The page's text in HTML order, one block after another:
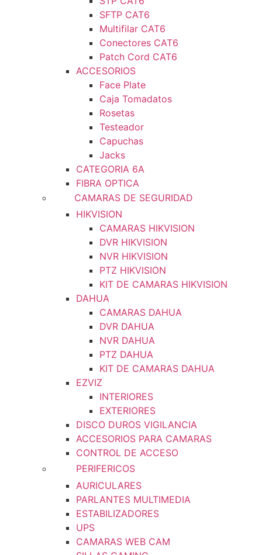
SFTP CAT6
Multifilar CAT6
Conectores CAT6
Patch Cord CAT6
ACCESORIOS
Face Plate
Caja Tomadatos
Rosetas
Testeador
Capuchas
Jacks
CATEGORIA 6A
FIBRA OPTICA
CAMARAS DE SEGURIDAD
HIKVISION
CAMARAS HIKVISION
DVR HIKVISION
NVR HIKVISION
PTZ HIKVISION
KIT DE CAMARAS HIKVISION
DAHUA
CAMARAS DAHUA
DVR DAHUA
NVR DAHUA
PTZ DAHUA
KIT DE CAMARAS DAHUA
EZVIZ
INTERIORES
EXTERIORES
DISCO DUROS VIGILANCIA
ACCESORIOS PARA CAMARAS
CONTROL DE ACCESO
PERIFERICOS
AURICULARES
PARLANTES MULTIMEDIA
ESTABILIZADORES
UPS
CAMARAS WEB CAM